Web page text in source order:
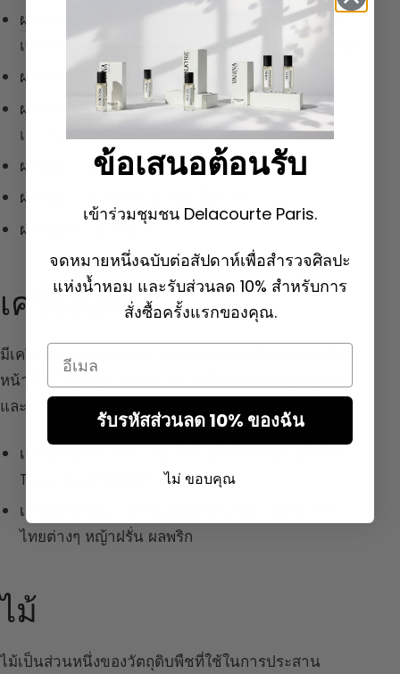
ผลไม้แดง
ราสเบอร์รี สตรอว์เบอร์รี เชอร์รี่ สตรอว์
เบอร์รีป่า แบล็กเคอร์แรนต์ และดอกแบล็กเคอร์แรนต์
ผลไม้เหลือง :พีช พลัม แอปริคอต
ผลไม้เขตร้อน :มะพร้าว มะม่วง สับปะรด กล้วย
เสาวรส
ผลไม้น้ำ :
เมลอน แตงโม
ผลไม้ฉ่ำ :
ผลไม้อื่นๆ :
เครื่องเทศ
มีเครื่องเทศสองประเภท : สดและร้อน เครื่องเทศสดทำ
หน้าที่ในโน้ตบนมากกว่า และเครื่องเทศร้อนในโน้ตกลาง
และฐาน (
เครื่องเทศสด :
Timut ขิง ผลจูนิเปอร์
เครื่องเทศร้อน :
ไทยต่างๆ หญ้าฝรั่น ผลพริก
ไม้
ไม้เป็นส่วนหนึ่งของวัตถุดิบพืชที่ใช้ในการประสาน
ข้อเสนอต้อนรับ
เข้าร่วมชุมชน Delacourte Paris.
จดหมายหนึ่งฉบับต่อสัปดาห์เพื่อสำรวจศิลปะ
แห่งน้ำหอม และรับส่วนลด 10% สำหรับการ
สั่งซื้อครั้งแรกของคุณ.
Email
รับรหัสส่วนลด 10% ของฉัน
ไม่ ขอบคุณ